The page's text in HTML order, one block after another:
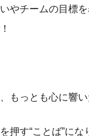
やチームの目標
もっとも心に響い
押す“ことば”にな